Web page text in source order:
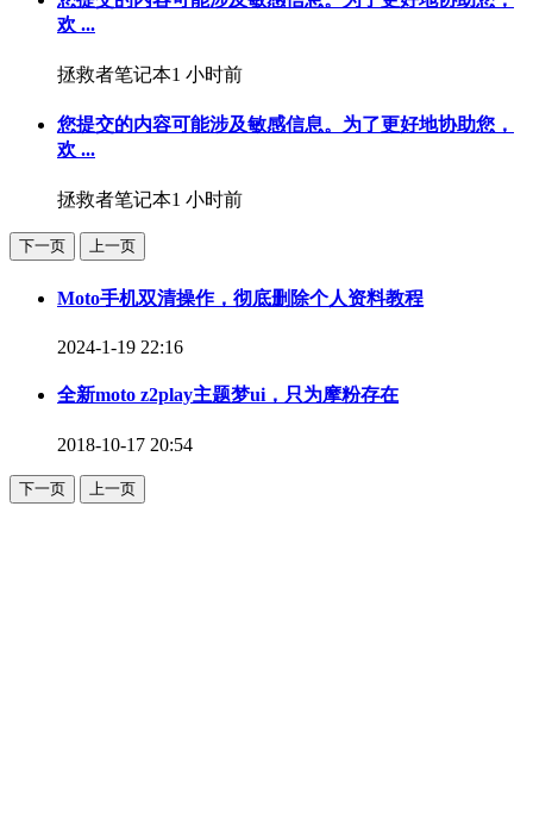
欢 ...
拯救者笔记本1 小时前
您提交的内容可能涉及敏感信息。为了更好地协助您，
欢 ...
拯救者笔记本1 小时前
下一页 上一页
Moto手机双清操作，彻底删除个人资料教程
2024-1-19 22:16
全新moto z2play主题梦ui，只为摩粉存在
2018-10-17 20:54
下一页 上一页